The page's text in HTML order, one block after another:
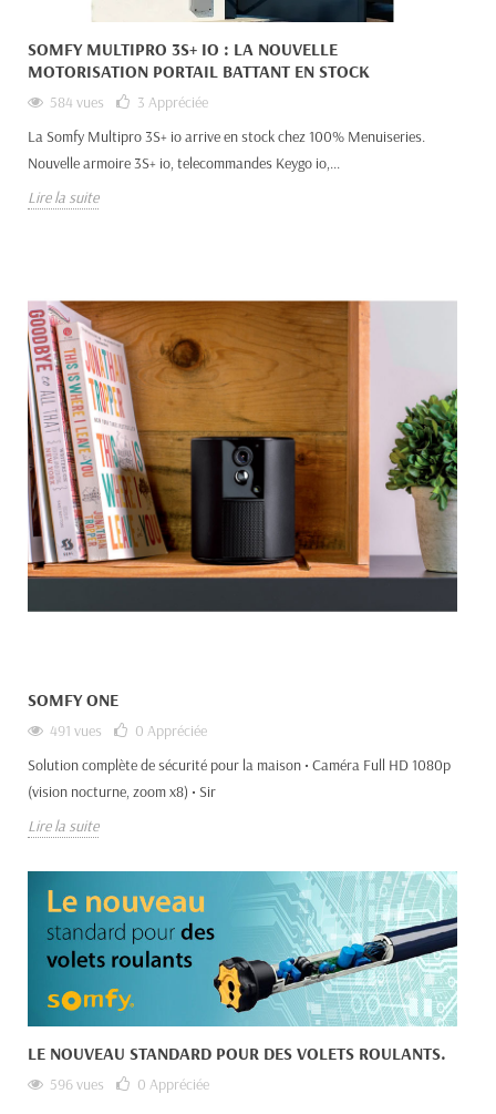
SOMFY MULTIPRO 3S+ IO : LA NOUVELLE
MOTORISATION PORTAIL BATTANT EN STOCK
584 vues 3 Appréciée
La Somfy Multipro 3S+ io arrive en stock chez 100% Menuiseries.
Nouvelle armoire 3S+ io, telecommandes Keygo io,...
Lire la suite
SOMFY ONE
491 vues 0 Appréciée
Solution complète de sécurité pour la maison • Caméra Full HD 1080p
(vision nocturne, zoom x8) • Sir
Lire la suite
LE NOUVEAU STANDARD POUR DES VOLETS ROULANTS.
596 vues 0 Appréciée